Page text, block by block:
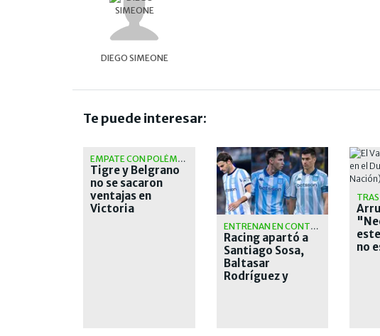
DIEGO SIMEONE
Te puede interesar:
EMPATE CON POLÉMICA
Tigre y Belgrano
no se sacaron
ventajas en
Victoria
ENTRENAN EN CONTRATURNO
Racing apartó a
Santiago Sosa,
Baltasar
Rodríguez y
no